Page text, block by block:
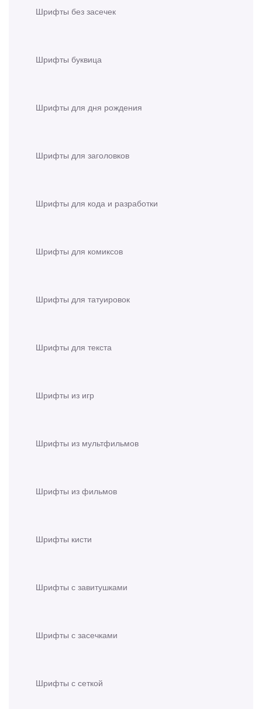
Шрифты без засечек
Шрифты буквица
Шрифты для дня рождения
Шрифты для заголовков
Шрифты для кода и разработки
Шрифты для комиксов
Шрифты для татуировок
Шрифты для текста
Шрифты из игр
Шрифты из мультфильмов
Шрифты из фильмов
Шрифты кисти
Шрифты с завитушками
Шрифты с засечками
Шрифты с сеткой